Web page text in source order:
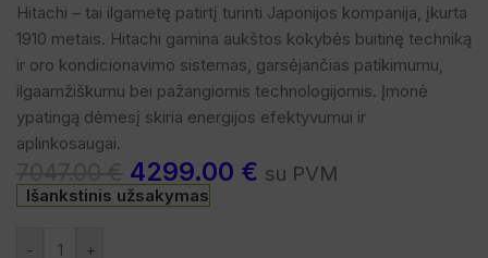
Hitachi – tai ilgametę patirtį turinti Japonijos kompanija, įkurta
1910 metais. Hitachi gamina aukštos kokybės buitinę techniką
ir oro kondicionavimo sistemas, garsėjančias patikimumu,
ilgaamžiškumu bei pažangiomis technologijomis. Įmonė
ypatingą dėmesį skiria energijos efektyvumui ir
aplinkosaugai.
4299.00 € su PVM
Išankstinis užsakymas
- +